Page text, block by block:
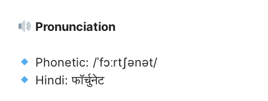
Pronunciation
Phonetic: /ˈfɔːrtʃənət/
Hindi: फॉर्चुनेट